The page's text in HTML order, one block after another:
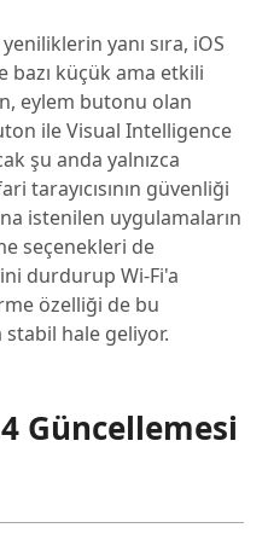
yanı sıra, iOS
bazı küçük ama etkili
eylem butonu olan
ile Visual Intelligence
şu anda yalnızca
tarayıcısının güvenliği
istenilen uygulamaların
seçenekleri de
durdurup Wi-Fi'a
özelliği de bu
hale geliyor.
Güncellemesi